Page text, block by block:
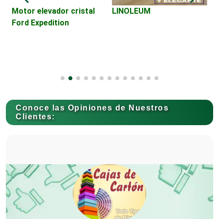
Carnicerías
Centros Comerciales
Motor elevador cristal
Ford Expedition
LINOLEUM
Conoce las Opiniones de Nuestros
Clientes: